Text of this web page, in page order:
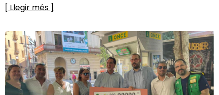
[ Llegir més ]